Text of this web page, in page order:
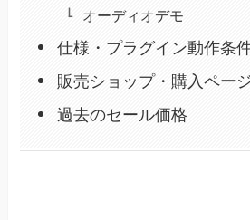
オーディオデモ
仕様・プラグイン動作条
販売ショップ・購入ペー
過去のセール価格